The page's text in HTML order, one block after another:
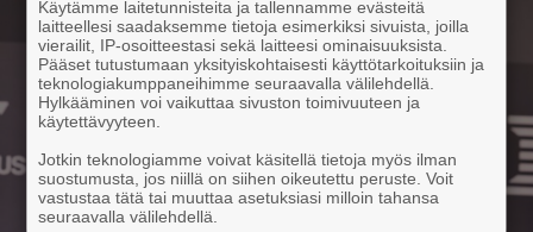
Käytämme laitetunnisteita ja tallennamme evästeitä
laitteellesi saadaksemme tietoja esimerkiksi sivuista, joilla
vierailit, IP-osoitteestasi sekä laitteesi ominaisuuksista.
Pääset tutustumaan yksityiskohtaisesti käyttötarkoituksiin ja
teknologiakumppaneihimme seuraavalla välilehdellä.
Hylkääminen voi vaikuttaa sivuston toimivuuteen ja
käytettävyyteen.
Jotkin teknologiamme voivat käsitellä tietoja myös ilman
suostumusta, jos niillä on siihen oikeutettu peruste. Voit
vastustaa tätä tai muuttaa asetuksiasi milloin tahansa
seuraavalla välilehdellä.